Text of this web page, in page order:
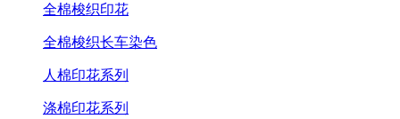
全棉梭织印花
全棉梭织长车染色
人棉印花系列
涤棉印花系列